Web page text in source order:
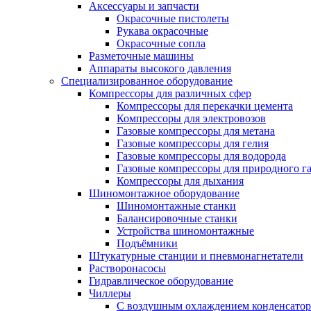
Аксессуары и запчасти
Окрасочные пистолеты
Рукава окрасочные
Окрасочные сопла
Разметочные машины
Аппараты высокого давления
Специализированное оборудование
Компрессоры для различных сфер
Компрессоры для перекачки цемента
Компрессоры для электровозов
Газовые компрессоры для метана
Газовые компрессоры для гелия
Газовые компрессоры для водорода
Газовые компрессоры для природного
Компрессоры для дыхания
Шиномонтажное оборудование
Шиномонтажные станки
Балансировочные станки
Устройства шиномонтажные
Подъёмники
Штукатурные станции и пневмонагнетатели
Растворонасосы
Гидравлическое оборудование
Чиллеры
С воздушным охлаждением